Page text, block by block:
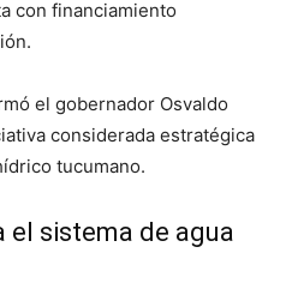
con financiamiento
el gobernador Osvaldo
considerada estratégica
tucumano.
el sistema de agua